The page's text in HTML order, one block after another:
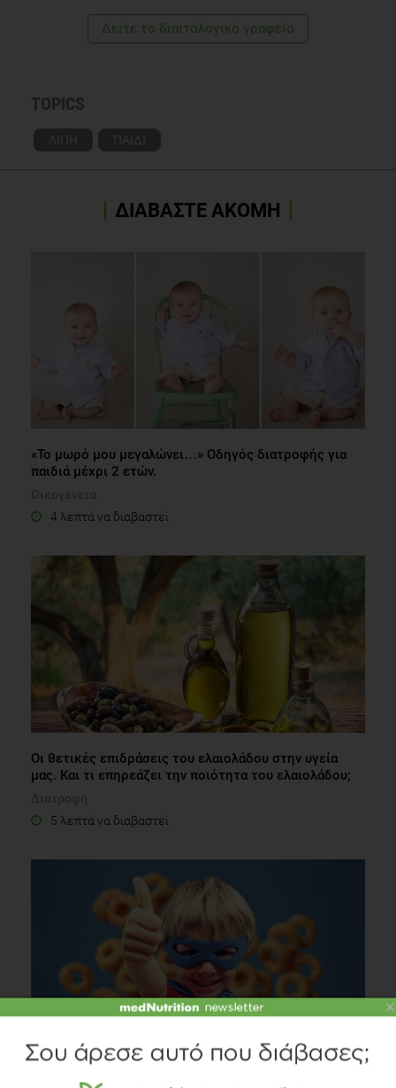
Bauer LR and Waldrop J. Trans fat intake in children: risks
and recommendations. Pediatr Nurs 2009 Nov-
Δείτε το διαιτολογικό γραφείο
TOPICS
ΛΙΠΗ ΠΑΙΔΙ
ΔΙΑΒΑΣΤΕ ΑΚΟΜΗ
«Το μωρό μου μεγαλώνει…» Οδηγός διατροφής για
παιδιά μέχρι 2 ετών.
Οικογένεια
4 λεπτά να διαβαστεί
Οι θετικές επιδράσεις του ελαιολάδου στην υγεία
μας. Και τι επηρεάζει την ποιότητα του ελαιολάδου;
Διατροφή
5 λεπτά να διαβαστεί
Ένας σούπερ ήρωας δεν χρειάζεται σπανάκι,
αλλά...δημητριακά!
×